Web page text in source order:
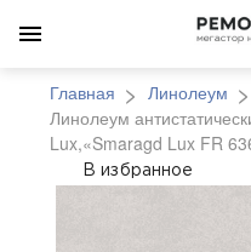
Главная
Линолеум
Линолеум
Lux,«Smaragd Lux FR
В избранное